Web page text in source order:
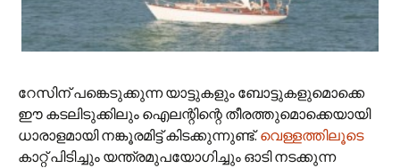
റേസിന് പങ്കെടുക്കുന്ന യാട്ടുകളും ബോട്ടുകളുമൊക്കെ
ഈ കടലിടുക്കിലും ഐലന്റിന്റെ തീരത്തുമൊക്കെയായി
ധാരാളമായി നങ്കൂരമിട്ട് കിടക്കുന്നുണ്ട്.വെള്ളത്തിലൂടെ
കാറ്റ് പിടിച്ചും യന്ത്രമുപയോഗിച്ചും ഓടി നടക്കുന്ന